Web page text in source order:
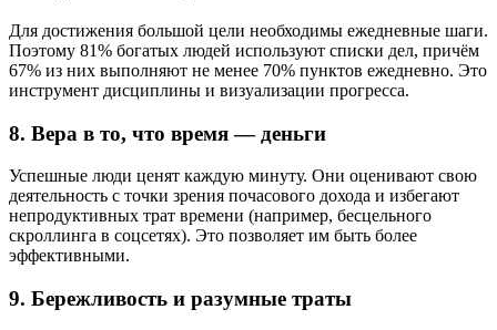
Для достижения большой цели необходимы ежедневные шаги.
Поэтому 81% богатых людей используют списки дел, причём
67% из них выполняют не менее 70% пунктов ежедневно. Это
инструмент дисциплины и визуализации прогресса.
8. Вера в то, что время — деньги
Успешные люди ценят каждую минуту. Они оценивают свою
деятельность с точки зрения почасового дохода и избегают
непродуктивных трат времени (например, бесцельного
скроллинга в соцсетях). Это позволяет им быть более
эффективными.
9. Бережливость и разумные траты